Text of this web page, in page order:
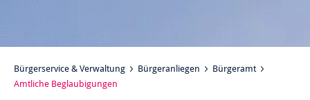
Bürgerservice & Verwaltung Bürgeranliegen
Bürgeramt
Amtliche Beglaubigungen